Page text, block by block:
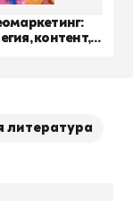
контент,
литература